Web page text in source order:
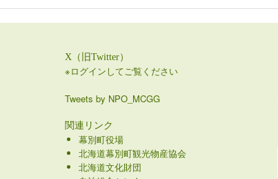
X（旧Twitter）
※ログインしてご覧ください
Tweets by NPO_MCGG
関連リンク
幕別町役場
北海道幕別町観光物産協会
北海道文化財団